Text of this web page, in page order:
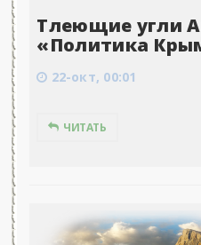
Тлеющие угли
«Политика
22-окт, 00:01
ЧИТАТЬ